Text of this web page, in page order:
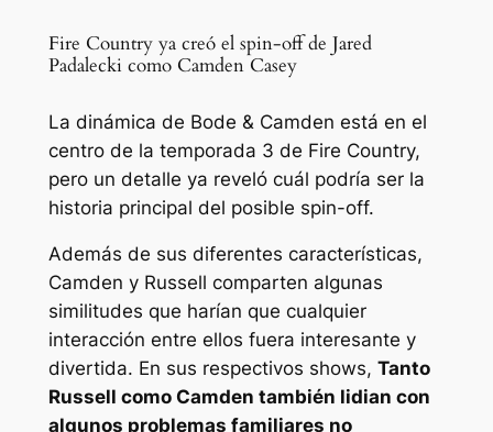
Fire Country ya creó el spin-off de Jared
Padalecki como Camden Casey
La dinámica de Bode & Camden está en el
centro de la temporada 3 de Fire Country,
pero un detalle ya reveló cuál podría ser la
historia principal del posible spin-off.
Además de sus diferentes características,
Camden y Russell comparten algunas
similitudes que harían que cualquier
interacción entre ellos fuera interesante y
divertida. En sus respectivos shows, Tanto
Russell como Camden también lidian con
algunos problemas familiares no